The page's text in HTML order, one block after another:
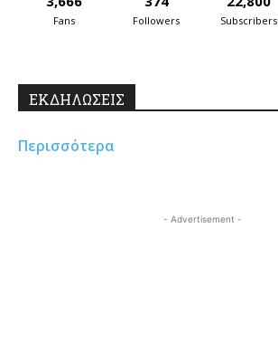
Fans Followers Subscribers
ΕΚΔΗΛΩΣΕΙΣ
Περισσότερα
- Advertisement -